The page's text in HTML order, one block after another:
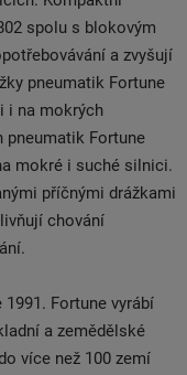
spolu s blokovým
a zvyšují
pneumatik Fortune
i na mokrých
pneumatik Fortune
mokré i suché silnici.
příčnými drážkami
chování
Fortune vyrábí
a zemědělské
více než 100 zemí